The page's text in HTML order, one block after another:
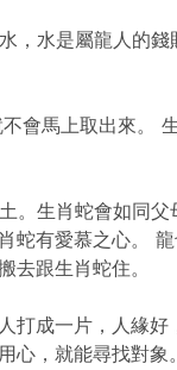
，水是屬龍人的
會馬上取出來。
。生肖蛇會如同
蛇有愛慕之心。
去跟生肖蛇住。
打成一片，人緣
心，就能尋找對